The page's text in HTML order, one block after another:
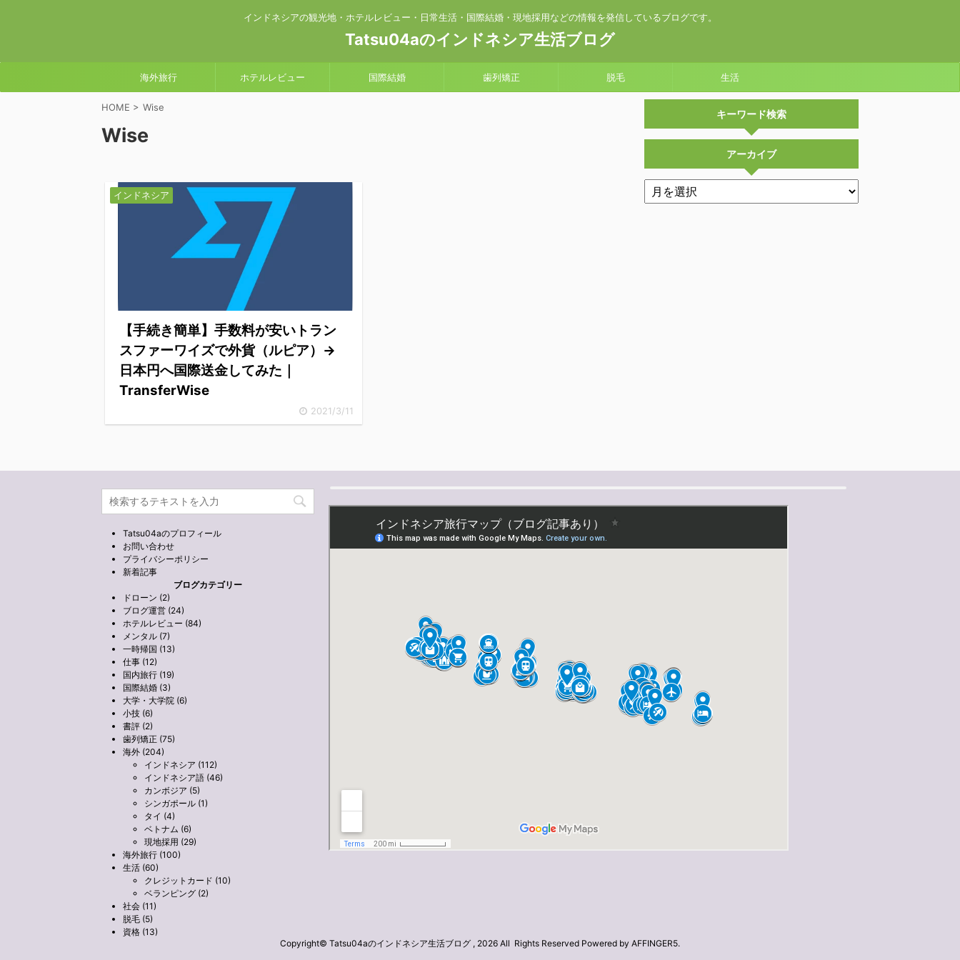
インドネシアの観光地・ホテルレビュー・日常生活・国際結婚・現地採用などの情報を発信しているブログです。
Tatsu04aのインドネシア生活ブログ
海外旅行 ホテルレビュー 国際結婚 歯列矯正 脱毛 生活
HOME > Wise
Wise
インドネシア
【手続き簡単】手数料が安いトラン
スファーワイズで外貨（ルピア）→
日本円へ国際送金してみた｜
TransferWise
2021/3/11
キーワード検索
アーカイブ
Tatsu04aのプロフィール
お問い合わせ
プライバシーポリシー
新着記事
ブログカテゴリー
ドローン (2)
ブログ運営 (24)
ホテルレビュー (84)
メンタル (7)
一時帰国 (13)
仕事 (12)
国内旅行 (19)
国際結婚 (3)
大学・大学院 (6)
小技 (6)
書評 (2)
歯列矯正 (75)
海外 (204)
インドネシア (112)
インドネシア語 (46)
カンボジア (5)
シンガポール (1)
タイ (4)
ベトナム (6)
現地採用 (29)
海外旅行 (100)
生活 (60)
クレジットカード (10)
ベランピング (2)
社会 (11)
脱毛 (5)
資格 (13)
Copyright© Tatsu04aのインドネシア生活ブログ , 2026 All Rights Reserved Powered by AFFINGER5.